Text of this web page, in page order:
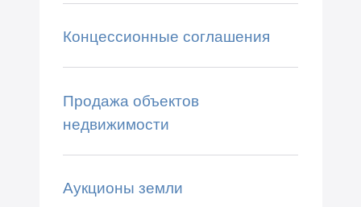
Концессионные соглашения
Продажа объектов
недвижимости
Аукционы земли